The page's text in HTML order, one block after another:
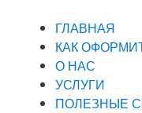
ГЛАВНАЯ
КАК
О НАС
УСЛУГИ
ПОЛЕЗНЫЕ